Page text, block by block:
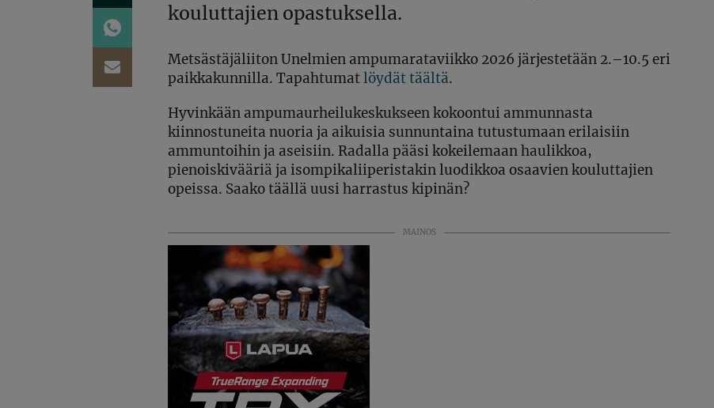
kouluttajien opastuksella.
Metsästäjäliiton Unelmien ampumarataviikko 2026 järjestetään 2.–10.5 eri
paikkakunnilla. Tapahtumatlöydät täältä.
Hyvinkään ampumaurheilukeskukseen kokoontui ammunnasta
kiinnostuneita nuoria ja aikuisia sunnuntaina tutustumaan erilaisiin
ammuntoihin ja aseisiin. Radalla pääsi kokeilemaan haulikkoa,
pienoiskivääriä ja isompikaliiperistakin luodikkoa osaavien kouluttajien
opeissa. Saako täällä uusi harrastus kipinän?
MAINOS